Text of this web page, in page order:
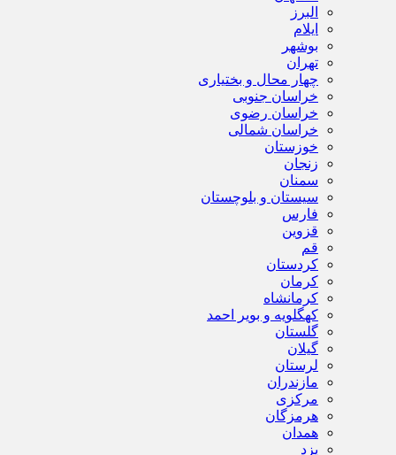
البرز
ایلام
بوشهر
تهران
چهار محال و بختیاری
خراسان جنوبی
خراسان رضوی
خراسان شمالی
خوزستان
زنجان
سمنان
سیستان و بلوچستان
فارس
قزوین
قم
کردستان
کرمان
کرمانشاه
کهگلویه و بویر احمد
گلستان
گیلان
لرستان
مازندران
مرکزی
هرمزگان
همدان
یزد